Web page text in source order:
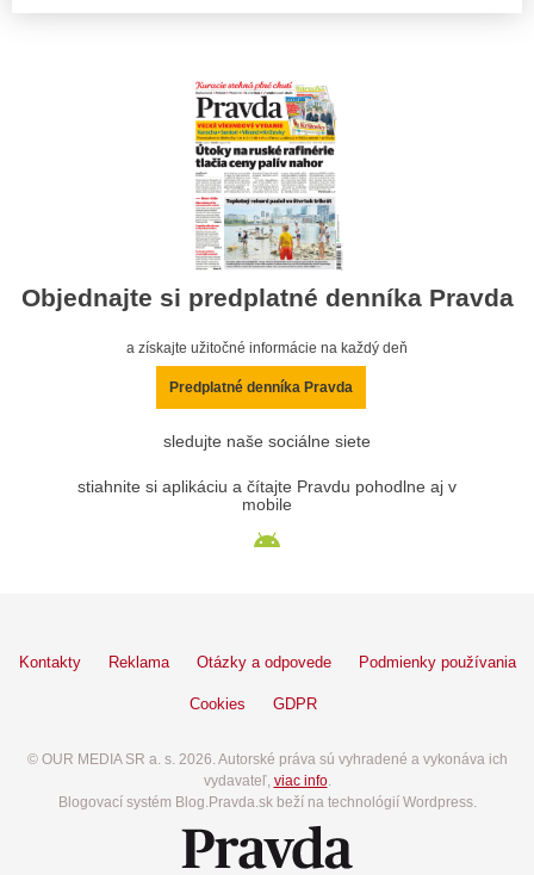
Objednajte si predplatné denníka Pravda
a získajte užitočné informácie na každý deň
Predplatné denníka Pravda
sledujte naše sociálne siete
stiahnite si aplikáciu a čítajte Pravdu pohodlne aj v
mobile
Kontakty Reklama Otázky a odpovede Podmienky používania
Cookies GDPR
© OUR MEDIA SR a. s. 2026. Autorské práva sú vyhradené a vykonáva ich
vydavateľ, viac info.
Blogovací systém Blog.Pravda.sk beží na technológií Wordpress.